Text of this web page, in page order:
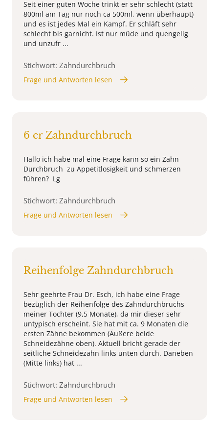
Seit einer guten Woche trinkt er sehr schlecht (statt
800ml am Tag nur noch ca 500ml, wenn überhaupt)
und es ist jedes Mal ein Kampf. Er schläft sehr
schlecht bis garnicht. Ist nur müde und quengelig
und unzufr ...
Stichwort: Zahndurchbruch
Frage und Antworten lesen
6 er Zahndurchbruch
Hallo ich habe mal eine Frage kann so ein Zahn
Durchbruch zu Appetitlosigkeit und schmerzen
führen? Lg
Stichwort: Zahndurchbruch
Frage und Antworten lesen
Reihenfolge Zahndurchbruch
Sehr geehrte Frau Dr. Esch, ich habe eine Frage
bezüglich der Reihenfolge des Zahndurchbruchs
meiner Tochter (9,5 Monate), da mir dieser sehr
untypisch erscheint. Sie hat mit ca. 9 Monaten die
ersten Zähne bekommen (Äußere beide
Schneidezähne oben). Aktuell bricht gerade der
seitliche Schneidezahn links unten durch. Daneben
(Mitte links) hat ...
Stichwort: Zahndurchbruch
Frage und Antworten lesen